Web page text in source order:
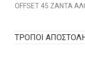
OFFSET 45 ΖΑΝΤΑ
ΤΡΟΠΟΙ